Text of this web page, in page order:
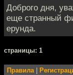
Доброго дня,
еще странный
ерунда.
cтраницы: 1
Правила|